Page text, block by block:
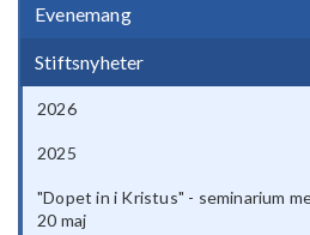
Evenemang
Stiftsnyheter
2026
2025
"Dopet in i Kristus" - seminarium
20 maj